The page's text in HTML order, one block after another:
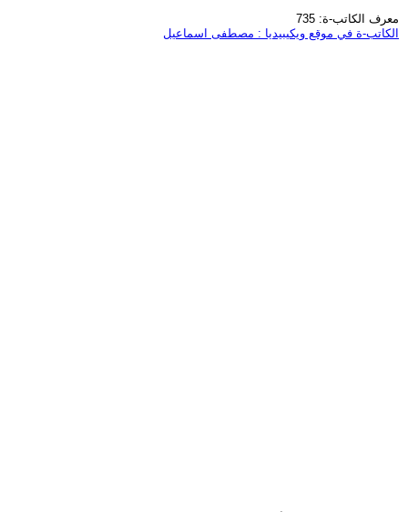
معرف الكاتب-ة: 735
الكاتب-ة في موقع ويكيبيديا : مصطفى اسماعيل